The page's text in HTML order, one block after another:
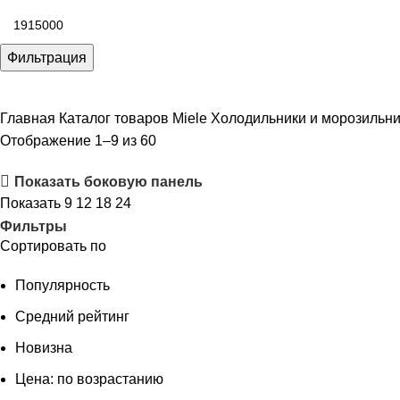
Фильтрация
Главная Каталог товаров Miele Холодильники и
Отображение 1–9 из 60Цены:
возрастанию
Показать боковую панель
Показать 9 12 18 24
Фильтры
Сортировать по
Популярность
Средний рейтинг
Новизна
Цена: по возрастанию